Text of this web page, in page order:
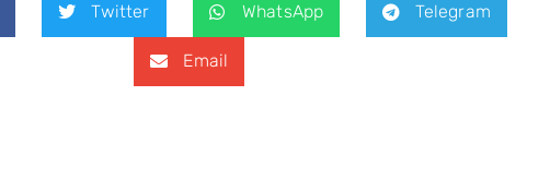
Twitter WhatsApp Telegram
Email